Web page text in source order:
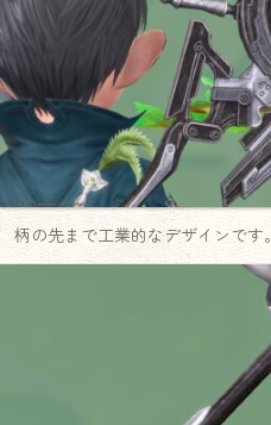
柄の先まで工業的なデザインです。